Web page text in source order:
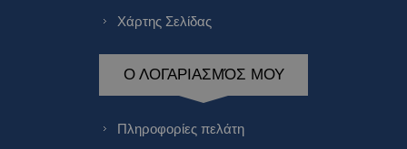
Χάρτης Σελίδας
Ο ΛΟΓΑΡΙΑΣΜΌΣ ΜΟΥ
Πληροφορίες πελάτη